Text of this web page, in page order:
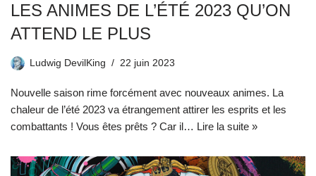
LES ANIMES DE L’ÉTÉ 2023 QU’ON
ATTEND LE PLUS
Ludwig DevilKing 22 juin 2023
Nouvelle saison rime forcément avec nouveaux animes. La
chaleur de l’été 2023 va étrangement attirer les esprits et les
combattants ! Vous êtes prêts ? Car il… Lire la suite »